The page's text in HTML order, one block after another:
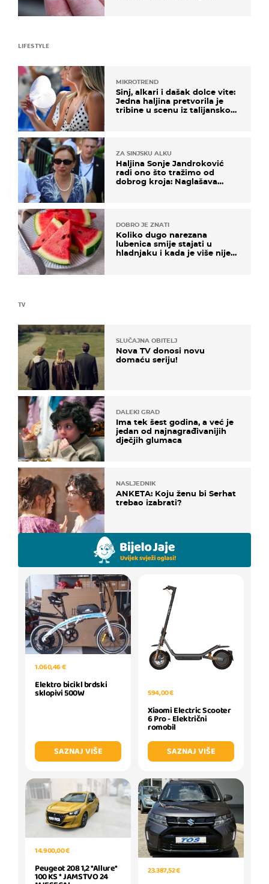
TV
SLUČAJNA OBITELJ
Nova TV donosi novu
domaću seriju!
DALEKI GRAD
Ima tek šest godina, a već je
jedan od najnagrađivanijih
dječjih glumaca
NASLJEDNIK
ANKETA: Koju ženu bi Serhat
trebao izabrati?
LIFESTYLE
MIKROTREND
Sinj, alkari i dašak dolce vite:
Jedna haljina pretvorila je
tribine u scenu iz talijanskog
ZA SINJSKU ALKU
Haljina Sonje Jandroković
radi ono što tražimo od
dobrog kroja: Naglašava
DOBRO JE ZNATI
Koliko dugo narezana
lubenica smije stajati u
hladnjaku i kada je više nije
1.060,46 €
Elektro bicikl brdski
sklopivi 500W
SAZNAJ VIŠE
594,00 €
Xiaomi Electric Scooter
6 Pro - Električni
romobil
SAZNAJ VIŠE
14.900,00 €
Peugeot 208 1,2 *Allure*
100 KS * JAMSTVO 24 23.387,52 €